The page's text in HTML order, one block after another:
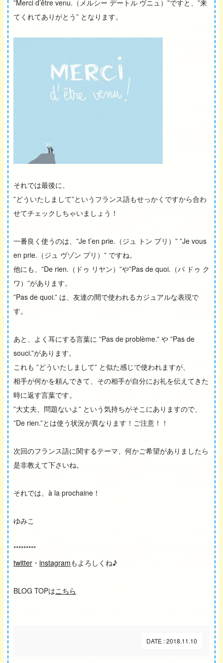
”Merci d’être venu.（メルシー デートル ヴニュ）”ですと、”来
てくれてありがとう” となります。
それでは最後に、
”どういたしまして”というフランス語もせっかくですから合わ
せてチェックしちゃいましょう！
一番良く使うのは、”Je t’en prie.（ジュ トン プリ）” ”Je vous
en prie.（ジュ ヴゾン プリ）” ですね。
他にも、”De rien.（ドゥ リヤン）”や”Pas de quoi.（パ ドゥ ク
ワ）”があります。
”Pas de quoi.” は、友達の間で使われるカジュアルな表現で
す。
あと、よく耳にする言葉に ”Pas de problème.” や ”Pas de
souci.”があります。
これも ”どういたしまして” と似た感じで使われますが、
相手が何かを頼んできて、その相手が自分にお礼を伝えてきた
時に返す言葉です。
”大丈夫、問題ないよ” という気持ちがそこにありますので、
”De rien.”とは使う状況が異なります！ご注意！！
次回のフランス語に関するテーマ、何かご希望がありましたら
是非教えて下さいね。
それでは、à la prochaine！
ゆみこ
*********
twitter ・ instagramもよろしくね♪
BLOG TOPはこちら
DATE : 2018.11.10